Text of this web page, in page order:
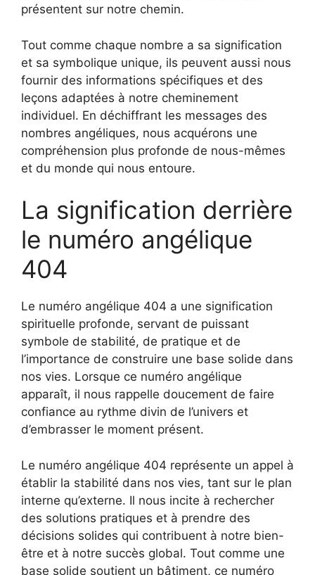
présentent sur notre chemin.
Tout comme chaque nombre a sa signification
et sa symbolique unique, ils peuvent aussi nous
fournir des informations spécifiques et des
leçons adaptées à notre cheminement
individuel. En déchiffrant les messages des
nombres angéliques, nous acquérons une
compréhension plus profonde de nous-mêmes
et du monde qui nous entoure.
La signification derrière
le numéro angélique
404
Le numéro angélique 404 a une signification
spirituelle profonde, servant de puissant
symbole de stabilité, de pratique et de
l’importance de construire une base solide dans
nos vies. Lorsque ce numéro angélique
apparaît, il nous rappelle doucement de faire
confiance au rythme divin de l’univers et
d’embrasser le moment présent.
Le numéro angélique 404 représente un appel à
établir la stabilité dans nos vies, tant sur le plan
interne qu’externe. Il nous incite à rechercher
des solutions pratiques et à prendre des
décisions solides qui contribuent à notre bien-
être et à notre succès global. Tout comme une
base solide soutient un bâtiment, ce numéro